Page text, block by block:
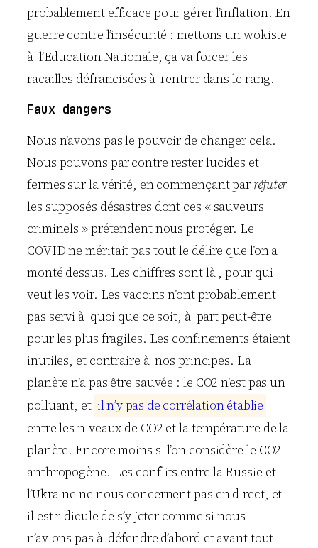
probablement efficace pour gérer l’inflation. En
guerre contre l’insécurité : mettons un wokiste
à l’Education Nationale, ça va forcer les
racailles défrancisées à rentrer dans le rang.
Faux dangers
Nous n’avons pas le pouvoir de changer cela.
Nous pouvons par contre rester lucides et
fermes sur la vérité, en commençant par réfuter
les supposés désastres dont ces « sauveurs
criminels » prétendent nous protéger. Le
COVID ne méritait pas tout le délire que l’on a
monté dessus. Les chiffres sont là , pour qui
veut les voir. Les vaccins n’ont probablement
pas servi à quoi que ce soit, à part peut-être
pour les plus fragiles. Les confinements étaient
inutiles, et contraire à nos principes. La
planète n’a pas être sauvée : le CO2 n’est pas un
polluant, et iln’ypas de corrélationétablie
entre les niveaux de CO2 et la température de la
planète. Encore moins si l’on considère le CO2
anthropogène. Les conflits entre la Russie et
l’Ukraine ne nous concernent pas en direct, et
il est ridicule de s’y jeter comme si nous
n’avions pas à défendre d’abord et avant tout